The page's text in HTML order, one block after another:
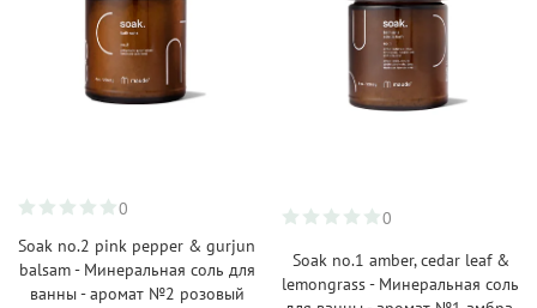
0
Soak no.2 pink pepper & gurjun
balsam - Минеральная соль для
ванны - аромат №2 розовый
0
Soak no.1 amber, cedar leaf &
lemongrass - Минеральная соль